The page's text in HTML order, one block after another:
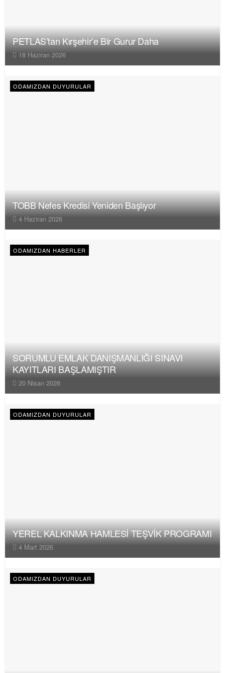
PETLAS’tan Kırşehir’e Bir Gurur Daha
18 Haziran 2026
ODAMIZDAN DUYURULAR
TOBB Nefes Kredisi Yeniden Başlıyor
4 Haziran 2026
ODAMIZDAN HABERLER
SORUMLU EMLAK DANIŞMANLIĞI SINAVI
KAYITLARI BAŞLAMIŞTIR
20 Nisan 2026
ODAMIZDAN DUYURULAR
YEREL KALKINMA HAMLESİ TEŞVİK PROGRAMI
4 Mart 2026
ODAMIZDAN DUYURULAR